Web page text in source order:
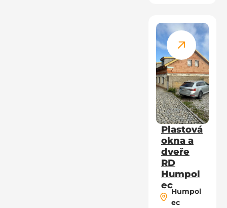
Plastová
okna a
dveře
RD
Humpol
ec
Humpol
ec